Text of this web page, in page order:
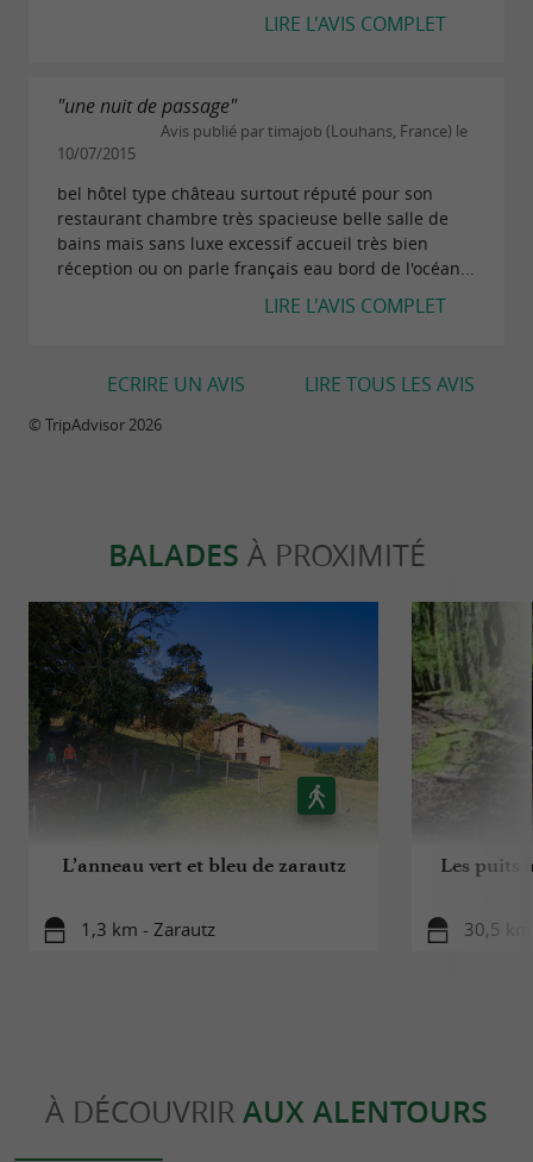
LIRE L'AVIS COMPLET
"une nuit de passage"
Avis publié par timajob (Louhans, France) le
10/07/2015
bel hôtel type château surtout réputé pour son
restaurant chambre très spacieuse belle salle de
bains mais sans luxe excessif accueil très bien
réception ou on parle français eau bord de l'océan...
LIRE L'AVIS COMPLET
LIRE TOUS LES AVIS
ECRIRE UN AVIS
© TripAdvisor 2026
BALADES À PROXIMITÉ
L’anneau vert et bleu de zarautz
1,3 km - Zarautz
Les puits
30,5
À DÉCOUVRIR AUX ALENTOURS